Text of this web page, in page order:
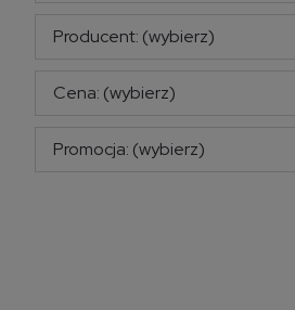
Producent: (wybierz)
Cena: (wybierz)
Promocja: (wybierz)